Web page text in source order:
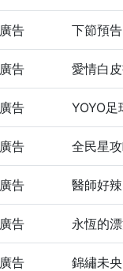
廣告 下節預告
廣告 愛情白
廣告 YOYO
廣告 全民星
廣告 醫師好辣
廣告 永恆的
廣告 錦繡未央